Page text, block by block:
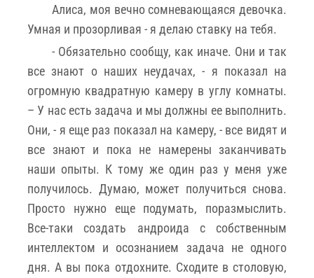
Алиса, моя вечно сомневающаяся девочка.
Умная и прозорливая - я делаю ставку на тебя.
- Обязательно сообщу, как иначе. Они и так
все знают о наших неудачах, - я показал на
огромную квадратную камеру в углу комнаты.
– У нас есть задача и мы должны ее выполнить.
Они, - я еще раз показал на камеру, - все видят и
все знают и пока не намерены заканчивать
наши опыты. К тому же один раз у меня уже
получилось. Думаю, может получиться снова.
Просто нужно еще подумать, поразмыслить.
Все-таки создать андроида с собственным
интеллектом и осознанием задача не одного
дня. А вы пока отдохните. Сходите в столовую,